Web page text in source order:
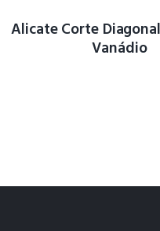
Alicate Corte
Vanádio